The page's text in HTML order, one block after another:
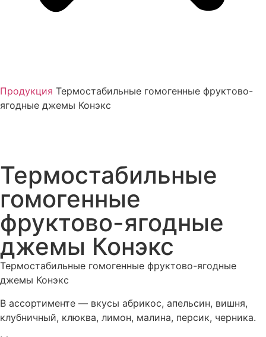
Продукция Термостабильные гомогенные фруктово-
ягодные джемы Конэкс
Термостабильные
гомогенные
фруктово-ягодные
джемы Конэкс
Термостабильные гомогенные фруктово-ягодные
джемы Конэкс
В ассортименте — вкусы абрикос, апельсин, вишня,
клубничный, клюква, лимон, малина, персик, черника.